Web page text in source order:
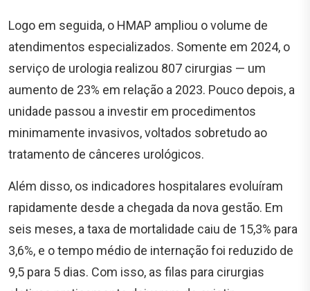
Logo em seguida, o HMAP ampliou o volume de
atendimentos especializados. Somente em 2024, o
serviço de urologia realizou 807 cirurgias — um
aumento de 23% em relação a 2023. Pouco depois, a
unidade passou a investir em procedimentos
minimamente invasivos, voltados sobretudo ao
tratamento de cânceres urológicos.
Além disso, os indicadores hospitalares evoluíram
rapidamente desde a chegada da nova gestão. Em
seis meses, a taxa de mortalidade caiu de 15,3% para
3,6%, e o tempo médio de internação foi reduzido de
9,5 para 5 dias. Com isso, as filas para cirurgias